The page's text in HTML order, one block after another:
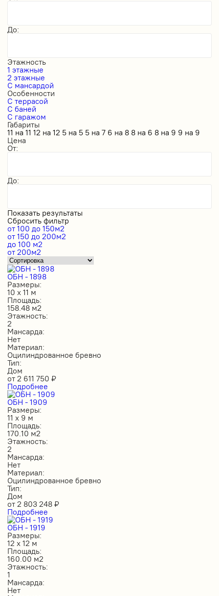
До:
Этажность
1 этажные
2 этажные
С мансардой
Особенности
С террасой
С баней
С гаражом
Габариты
11 на 11 12 на 12 5 на 5 5 на 7 6 на 8 8 на 6 8 на 9 9 на 9
Цена
От:
До:
Показать результаты
Сбросить фильтр
от 100 до 150м2
от 150 до 200м2
до 100 м2
от 200м2
ОБН - 1898
Размеры:
10 х 11 м
Площадь:
158.48 м2
Этажность:
2
Мансарда:
Нет
Материал:
Оцилиндрованное бревно
Тип:
Дом
от 2 611 750 ₽
Подробнее
ОБН - 1909
Размеры:
11 х 9 м
Площадь:
170.10 м2
Этажность:
2
Мансарда:
Нет
Материал:
Оцилиндрованное бревно
Тип:
Дом
от 2 803 248 ₽
Подробнее
ОБН - 1919
Размеры:
12 х 12 м
Площадь:
160.00 м2
Этажность:
1
Мансарда:
Нет